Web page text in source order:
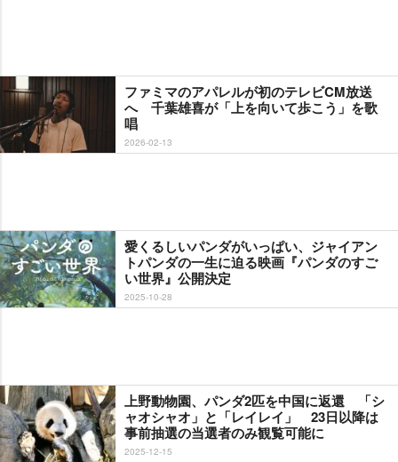
ファミマのアパレルが初のテレビCM放送
へ 千葉雄喜が「上を向いて歩こう」を歌
唱
2026-02-13
愛くるしいパンダがいっぱい、ジャイアン
トパンダの一生に迫る映画『パンダのすご
い世界』公開決定
2025-10-28
上野動物園、パンダ2匹を中国に返還 「シ
ャオシャオ」と「レイレイ」 23日以降は
事前抽選の当選者のみ観覧可能に
2025-12-15